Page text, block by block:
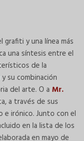
y una línea más
una síntesis entre el
de la
y su combinación
del arte. O a Mr.
a través de sus
e irónico. Junto con el
en la lista de los
en mayo de